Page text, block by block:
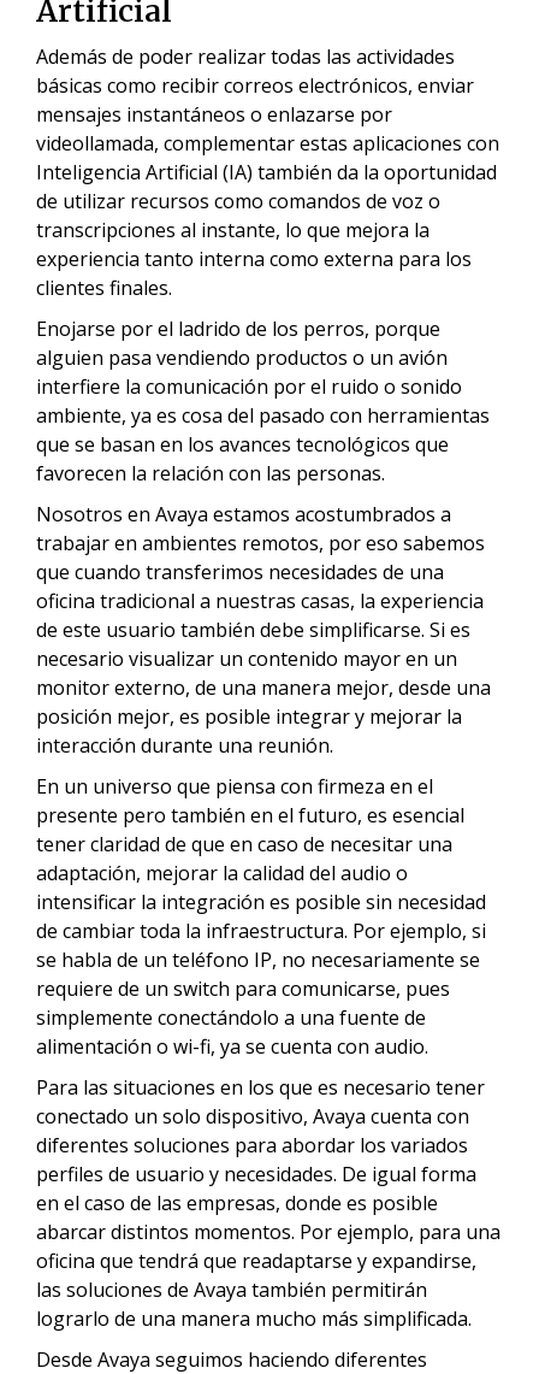
Artificial
Además de poder realizar todas las actividades
básicas como recibir correos electrónicos, enviar
mensajes instantáneos o enlazarse por
videollamada, complementar estas aplicaciones con
Inteligencia Artificial (IA) también da la oportunidad
de utilizar recursos como comandos de voz o
transcripciones al instante, lo que mejora la
experiencia tanto interna como externa para los
clientes finales.
Enojarse por el ladrido de los perros, porque
alguien pasa vendiendo productos o un avión
interfiere la comunicación por el ruido o sonido
ambiente, ya es cosa del pasado con herramientas
que se basan en los avances tecnológicos que
favorecen la relación con las personas.
Nosotros en Avaya estamos acostumbrados a
trabajar en ambientes remotos, por eso sabemos
que cuando transferimos necesidades de una
oficina tradicional a nuestras casas, la experiencia
de este usuario también debe simplificarse. Si es
necesario visualizar un contenido mayor en un
monitor externo, de una manera mejor, desde una
posición mejor, es posible integrar y mejorar la
interacción durante una reunión.
En un universo que piensa con firmeza en el
presente pero también en el futuro, es esencial
tener claridad de que en caso de necesitar una
adaptación, mejorar la calidad del audio o
intensificar la integración es posible sin necesidad
de cambiar toda la infraestructura. Por ejemplo, si
se habla de un teléfono IP, no necesariamente se
requiere de un switch para comunicarse, pues
simplemente conectándolo a una fuente de
alimentación o wi-fi, ya se cuenta con audio.
Para las situaciones en los que es necesario tener
conectado un solo dispositivo, Avaya cuenta con
diferentes soluciones para abordar los variados
perfiles de usuario y necesidades. De igual forma
en el caso de las empresas, donde es posible
abarcar distintos momentos. Por ejemplo, para una
oficina que tendrá que readaptarse y expandirse,
las soluciones de Avaya también permitirán
lograrlo de una manera mucho más simplificada.
Desde Avaya seguimos haciendo diferentes